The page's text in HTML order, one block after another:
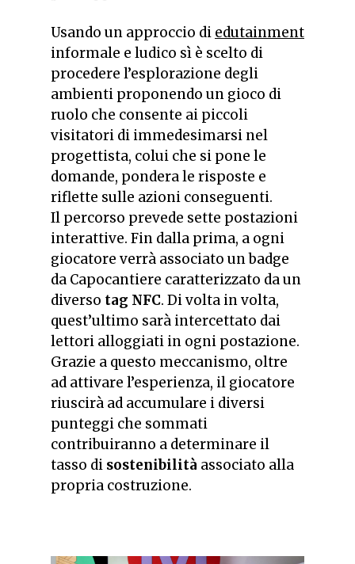
Usando un approccio di edutainment
informale e ludico sì è scelto di
procedere l’esplorazione degli
ambienti proponendo un gioco di
ruolo che consente ai piccoli
visitatori di immedesimarsi nel
progettista, colui che si pone le
domande, pondera le risposte e
riflette sulle azioni conseguenti.
Il percorso prevede sette postazioni
interattive. Fin dalla prima, a ogni
giocatore verrà associato un badge
da Capocantiere caratterizzato da un
diverso tag NFC. Di volta in volta,
quest’ultimo sarà intercettato dai
lettori alloggiati in ogni postazione.
Grazie a questo meccanismo, oltre
ad attivare l’esperienza, il giocatore
riuscirà ad accumulare i diversi
punteggi che sommati
contribuiranno a determinare il
tasso di sostenibilità associato alla
propria costruzione.